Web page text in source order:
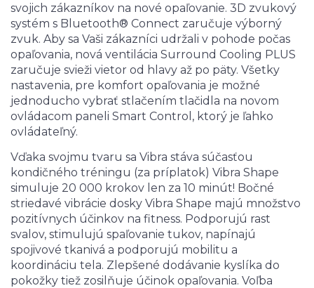
svojich zákazníkov na nové opaľovanie. 3D zvukový
systém s Bluetooth® Connect zaručuje výborný
zvuk. Aby sa Vaši zákazníci udržali v pohode počas
opaľovania, nová ventilácia Surround Cooling PLUS
zaručuje svieži vietor od hlavy až po päty. Všetky
nastavenia, pre komfort opaľovania je možné
jednoducho vybrať stlačením tlačidla na novom
ovládacom paneli Smart Control, ktorý je ľahko
ovládateľný.
Vďaka svojmu tvaru sa Vibra stáva súčasťou
kondičného tréningu (za príplatok) Vibra Shape
simuluje 20 000 krokov len za 10 minút! Bočné
striedavé vibrácie dosky Vibra Shape majú množstvo
pozitívnych účinkov na fitness. Podporujú rast
svalov, stimulujú spaľovanie tukov, napínajú
spojivové tkanivá a podporujú mobilitu a
koordináciu tela. Zlepšené dodávanie kyslíka do
pokožky tiež zosilňuje účinok opaľovania. Voľba